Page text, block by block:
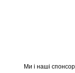
Ми і наші